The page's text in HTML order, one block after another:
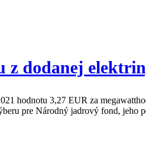
z dodanej
hodnotu 3,27 EUR za
pre Národný jadrový fond, jeho